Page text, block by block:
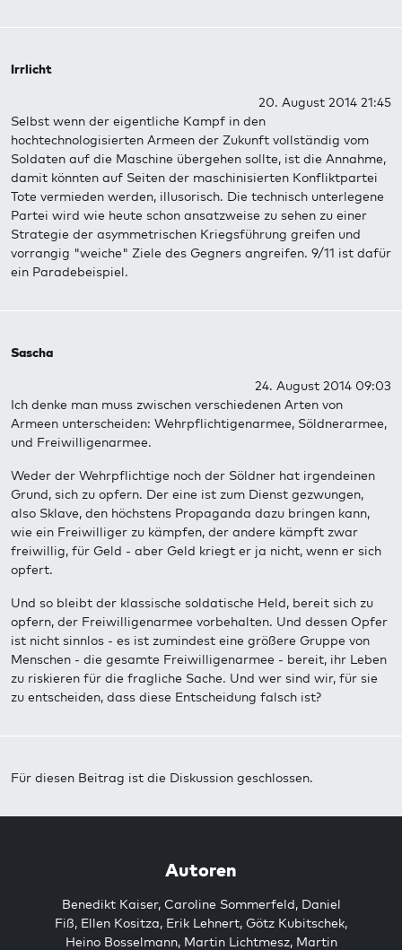
Irrlicht
20. August 2014 21:45
Selbst wenn der eigentliche Kampf in den
hochtechnologisierten Armeen der Zukunft vollständig vom
Soldaten auf die Maschine übergehen sollte, ist die Annahme,
damit könnten auf Seiten der maschinisierten Konfliktpartei
Tote vermieden werden, illusorisch. Die technisch unterlegene
Partei wird wie heute schon ansatzweise zu sehen zu einer
Strategie der asymmetrischen Kriegsführung greifen und
vorrangig "weiche" Ziele des Gegners angreifen. 9/11 ist dafür
ein Paradebeispiel.
Sascha
24. August 2014 09:03
Ich denke man muss zwischen verschiedenen Arten von
Armeen unterscheiden: Wehrpflichtigenarmee, Söldnerarmee,
und Freiwilligenarmee.
Weder der Wehrpflichtige noch der Söldner hat irgendeinen
Grund, sich zu opfern. Der eine ist zum Dienst gezwungen,
also Sklave, den höchstens Propaganda dazu bringen kann,
wie ein Freiwilliger zu kämpfen, der andere kämpft zwar
freiwillig, für Geld - aber Geld kriegt er ja nicht, wenn er sich
opfert.
Und so bleibt der klassische soldatische Held, bereit sich zu
opfern, der Freiwilligenarmee vorbehalten. Und dessen Opfer
ist nicht sinnlos - es ist zumindest eine größere Gruppe von
Menschen - die gesamte Freiwilligenarmee - bereit, ihr Leben
zu riskieren für die fragliche Sache. Und wer sind wir, für sie
zu entscheiden, dass diese Entscheidung falsch ist?
Für diesen Beitrag ist die Diskussion geschlossen.
Autoren
Benedikt Kaiser, Caroline Sommerfeld, Daniel
Fiß, Ellen Kositza, Erik Lehnert, Götz Kubitschek,
Heino Bosselmann, Martin Lichtmesz, Martin